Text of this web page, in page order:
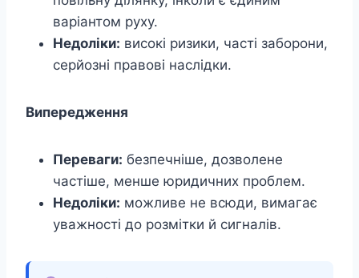
варіантом руху.
Недоліки: високі ризики, часті заборони,
серйозні правові наслідки.
Випередження
Переваги: безпечніше, дозволене
частіше, менше юридичних проблем.
Недоліки: можливе не всюди, вимагає
уважності до розмітки й сигналів.